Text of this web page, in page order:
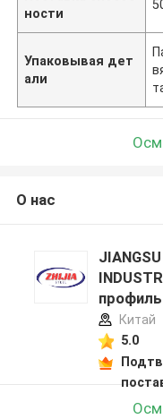
ности
Упаковывая дет
али
О нас
Китай
5.0